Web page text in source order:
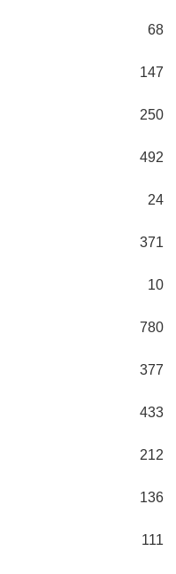
68
147
250
492
24
371
10
780
377
433
212
136
111